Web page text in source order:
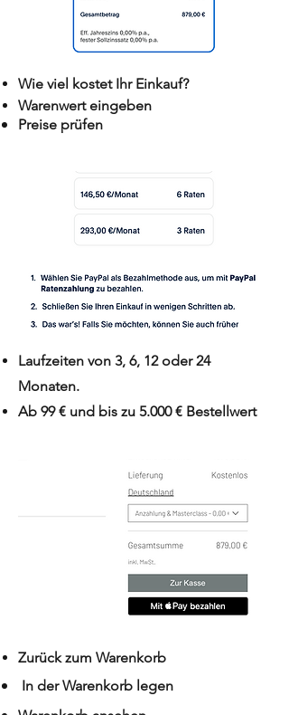
Wie viel kostet Ihr Einkauf?
Warenwert eingeben
​Preise prüfen
Laufzeiten von 3, 6, 12 oder 24
Monaten.
Ab 99 € und bis zu 5.000 € Bestellwert
Zurück zum Warenkorb
In derWarenkorb legen